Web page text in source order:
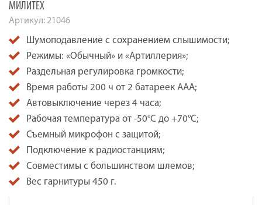
МИЛИТЕХ
Артикул:21046
Шумоподавление с сохранением слышимости;
Режимы: «Обычный» и «Артиллерия»;
Раздельная регулировка громкости;
Время работы 200 ч от 2 батареек ААА;
Автовыключение через 4 часа;
Рабочая температура от -50°С до +70°С;
Съемный микрофон с защитой;
Подключение к радиостанциям;
Совместимы с большинством шлемов;
Вес гарнитуры 450 г.